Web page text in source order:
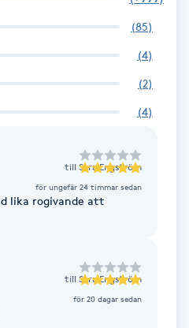
(85)
(4)
(2)
(4)
till Sara Engström
för ungefär 24 timmar sedan
lika rogivande att
till Sara Engström
för 20 dagar sedan